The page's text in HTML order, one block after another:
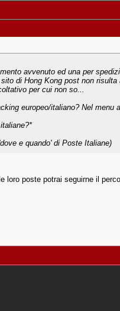
avvenuto ed una per
di Hong Kong post non
per cui non so...
europeo/italiano? Nel
e quando' di Poste Italiane)
loro poste potrai seguirne il